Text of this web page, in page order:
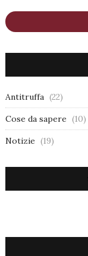
Antitruffa (22)
Cose da sapere (10)
Notizie (19)